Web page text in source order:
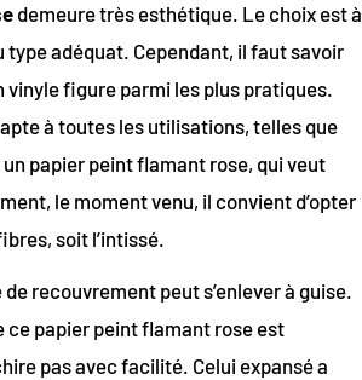
demeure très esthétique. Le choix est à
adéquat. Cependant, il faut savoir
vinyle figure parmi les plus pratiques.
à toutes les utilisations, telles que
un papier peint flamant rose, qui veut
le moment venu, il convient d’opter
soit l’intissé.
recouvrement peut s’enlever à guise.
ce papier peint flamant rose est
pas avec facilité. Celui expansé a